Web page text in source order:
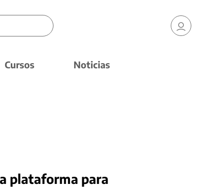
Cursos Noticias
plataforma para